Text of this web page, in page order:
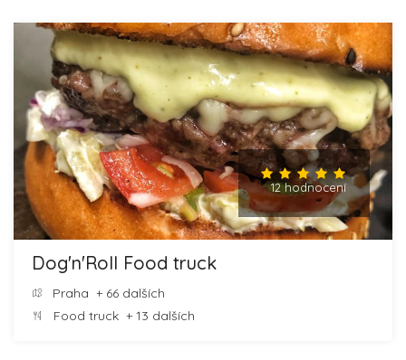
12 hodnocení
Dog'n'Roll Food truck
Praha + 66 dalších
Food truck + 13 dalších